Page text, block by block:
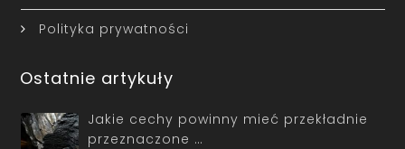
Polityka prywatności
Ostatnie artykuły
Jakie cechy powinny mieć przekładnie
przeznaczone …